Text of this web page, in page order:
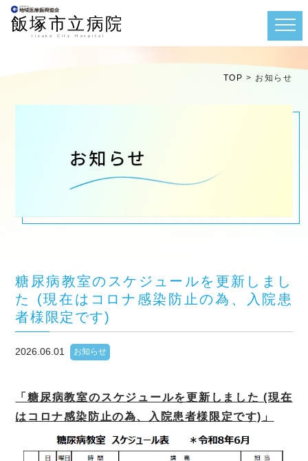
TOP > お知らせ
糖尿病教室のスケジュールを更新しまし
た (現在はコロナ感染防止の為、入院患
者様限定です)
2026.06.01 お知らせ
「糖尿病教室のスケジュールを更新しました (現在
はコロナ感染防止の為、入院患者様限定です)」